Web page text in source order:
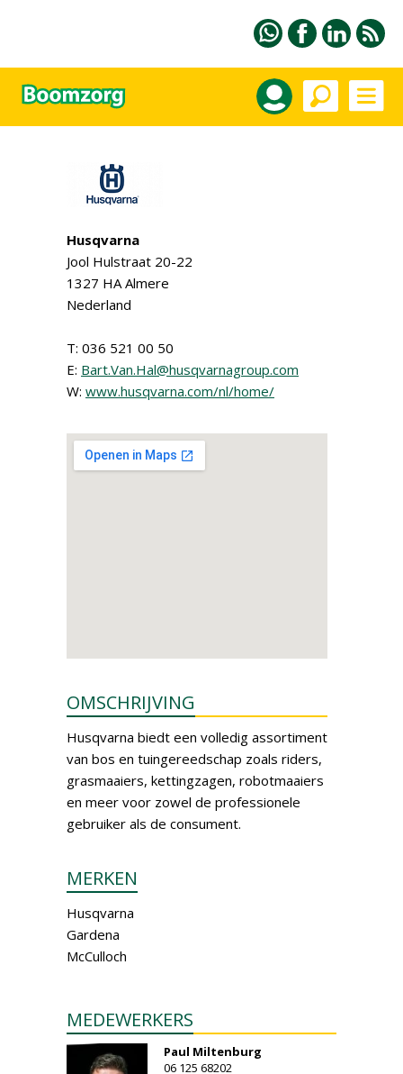
Husqvarna
Jool Hulstraat 20-22
1327 HA Almere
Nederland
T: 036 521 00 50
E: Bart.Van.Hal@husqvarnagroup.com
W: www.husqvarna.com/nl/home/
OMSCHRIJVING
Husqvarna biedt een volledig assortiment
van bos en tuingereedschap zoals riders,
grasmaaiers, kettingzagen, robotmaaiers
en meer voor zowel de professionele
gebruiker als de consument.
MERKEN
Husqvarna
Gardena
McCulloch
MEDEWERKERS
Paul Miltenburg
06 125 68202